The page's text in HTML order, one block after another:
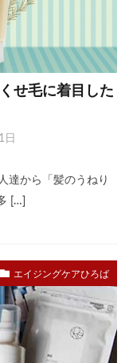
せ毛に着目した
日
達から「髪のうねり
[…]
エイジングケアひろば